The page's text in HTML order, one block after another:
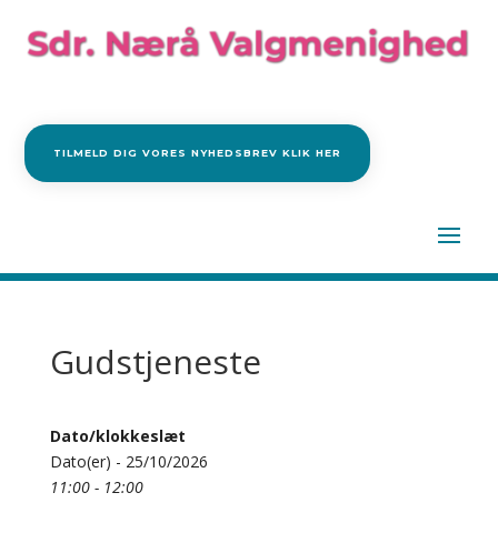
TILMELD DIG VORES NYHEDSBREV KLIK HER
Gudstjeneste
Dato/klokkeslæt
Dato(er) - 25/10/2026
11:00 - 12:00